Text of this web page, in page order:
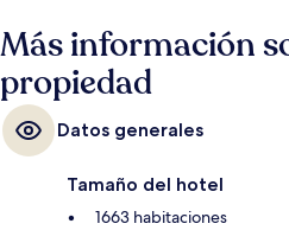
Center está a 11 minutos.
Más información
propiedad
Datos generales
Tamaño del hotel
1663 habitaciones